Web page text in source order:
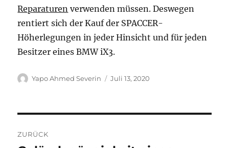
Reparaturen verwenden müssen. Deswegen
rentiert sich der Kauf der SPACCER-
Höherlegungen in jeder Hinsicht und für jeden
Besitzer eines BMW iX3.
Autor
Yapo Ahmed Severin
Veröffentlicht
Juli 13, 2020
ZURÜCK